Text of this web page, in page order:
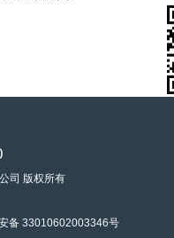
司 版权所有
备 33010602003346号